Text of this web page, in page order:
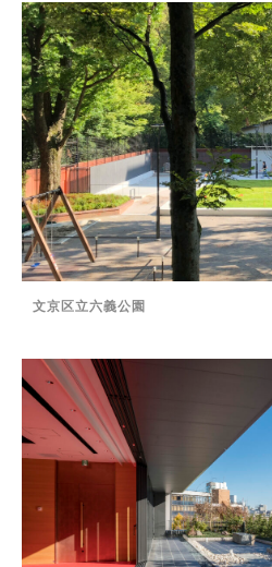
文京区立六義公園